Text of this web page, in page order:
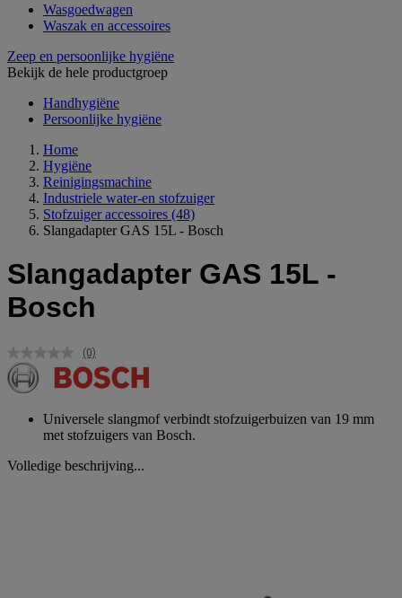
Wasgoedwagen
Waszak en accessoires
Zeep en persoonlijke hygiëne
Bekijk de hele productgroep
Handhygiëne
Persoonlijke hygiëne
Home
Hygiëne
Reinigingsmachine
Industriele water-en stofzuiger
Stofzuiger accessoires (48)
Slangadapter GAS 15L - Bosch
Slangadapter GAS 15L -
Bosch
Geen
scorewaarde.
Dezelfde
(0)
Universele slangmof verbindt stofzuigerbuizen van 19 mm
met stofzuigers van Bosch.
Volledige beschrijving...